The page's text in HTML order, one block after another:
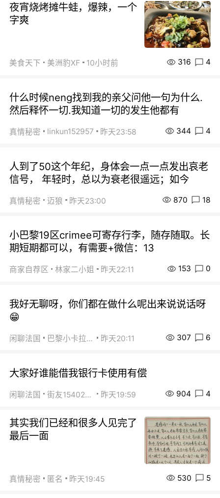
夜宵烧烤摊牛蛙，爆辣，一个
字爽
美食天下 美洲豹XF 10小时前 316 4
什么时候neng找到我的亲父问他一句为什么.
然后释怀一切.我知道一切的发生他都有
真情秘密 linkun152957 昨天23:58 344 4
人到了50这个年纪，身体会一点一点发出哀老
信号， 年轻时，总以为衰老很遥远；如今
真情秘密 迈狼 昨天23:00 870 18
小巴黎19区crimee可寄存行李，随存随取。长
期短期都可以，有需要+微信：13
商家自荐区 林家二小姐 昨天22:11 153 0
我好无聊呀，你们都在做什么呢出来说说话呀
😁
闲聊法国 巴黎小卡拉咪 昨天20:11 307 6
大家好谁能借我银行卡使用有偿
闲聊法国 街友15402223 昨天19:59 904 4
其实我们已经和很多人见完了
最后一面
真情秘密 匿名 昨天19:45 530 5